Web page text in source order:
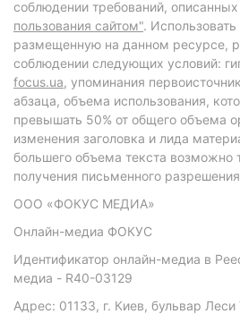
соблюдении требований, описанных
пользования сайтом".
размещенную на данном ресурсе,
соблюдении следующих условий:
focus.ua, упоминания
абзаца, объема использования,
превышать 50% от общего объема
изменения заголовка и лида
большего объема текста возможно
получения письменного
ООО «ФОКУС МЕДИА»
Онлайн-медиа ФОКУС
Идентификатор онлайн-медиа в
медиа - R40-03129
Адрес: 01133, г. Киев, бульвар Леси